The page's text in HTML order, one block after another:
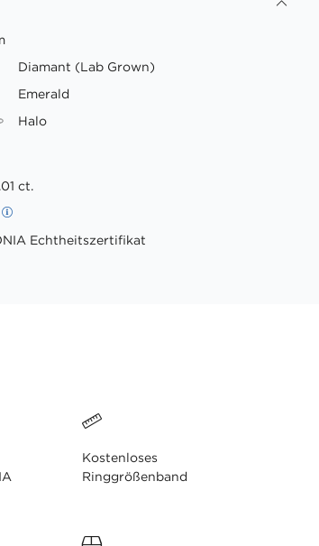
Diamant (Lab Grown)
Emerald
Halo
ct.
Echtheitszertifikat
Kostenloses
Ringgrößenband